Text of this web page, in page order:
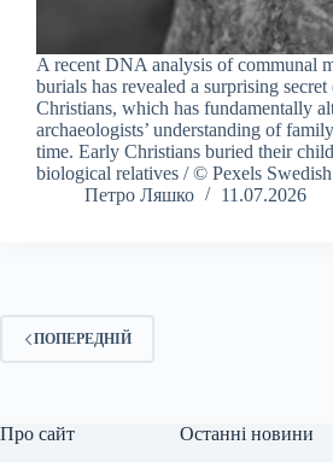
A recent DNA analysis of communal
burials has revealed a surprising
Christians, which has fundamentally
archaeologists’ understanding of
time. Early Christians buried their
biological relatives / © Pexels
Петро Ляшко
11.07.2026
ПОПЕРЕДНІЙ
Про сайт Останні новини